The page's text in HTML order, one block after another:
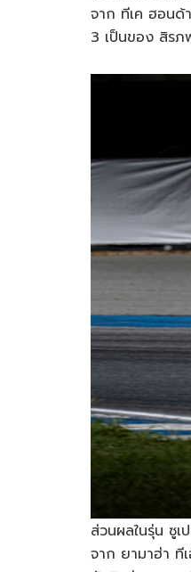
จาก ทีเค ฮอนด้
3 เป็นของ สิร
ส่วนผลในรุ่น ซู
จาก ยามาฮ่า ที